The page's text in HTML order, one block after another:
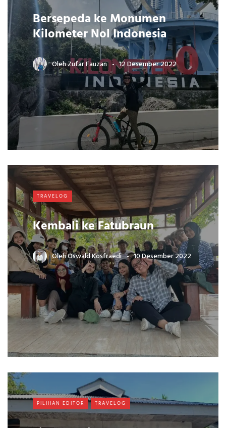
Bersepeda ke Monumen
Kilometer Nol Indonesia
OlehZufar Fauzan 12 Desember 2022
TRAVELOG
Kembali ke Fatubraun
OlehOswald Kosfraedi 10 Desember 2022
PILIHAN EDITOR TRAVELOG